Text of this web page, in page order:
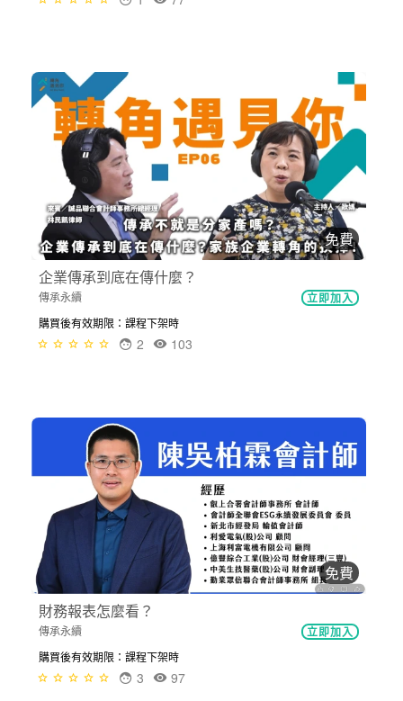
免費
企業傳承到底在傳什麼？
傳承永續 立即加入
購買後有效期限：課程下架時
103
2
免費
財務報表怎麼看？
傳承永續 立即加入
購買後有效期限：課程下架時
97
3